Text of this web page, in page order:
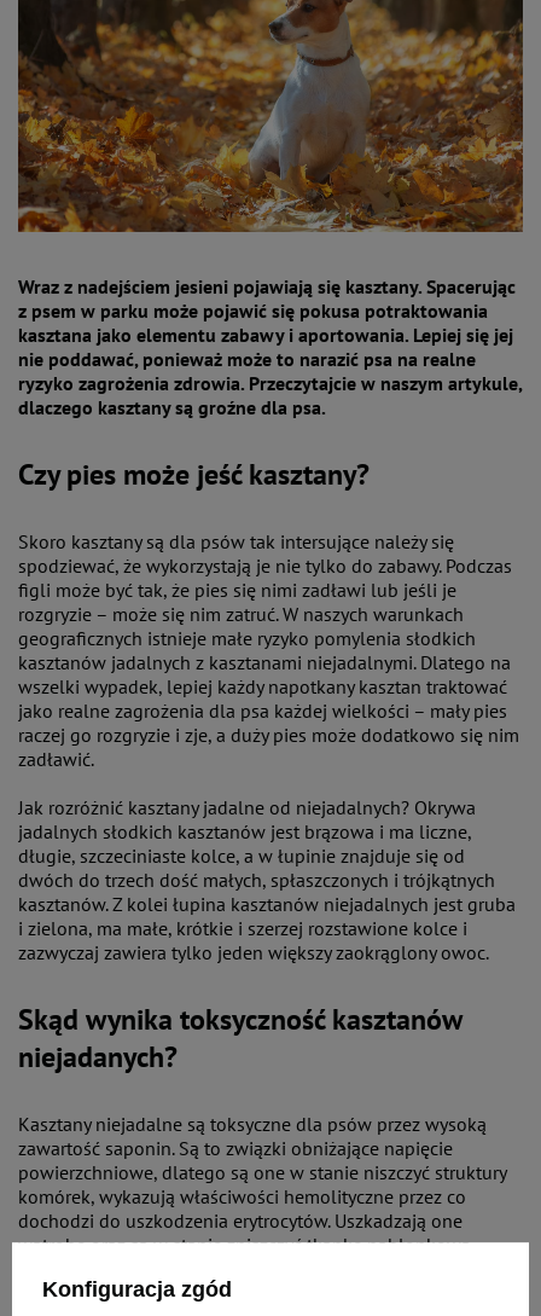
Wraz z nadejściem jesieni pojawiają się kasztany. Spacerując
z psem w parku może pojawić się pokusa potraktowania
kasztana jako elementu zabawy i aportowania. Lepiej się jej
nie poddawać, ponieważ może to narazić psa na realne
ryzyko zagrożenia zdrowia. Przeczytajcie w naszym artykule,
dlaczego kasztany są groźne dla psa.
Czy pies może jeść kasztany?
Skoro kasztany są dla psów tak intersujące należy się
spodziewać, że wykorzystają je nie tylko do zabawy. Podczas
figli może być tak, że pies się nimi zadławi lub jeśli je
rozgryzie – może się nim zatruć. W naszych warunkach
geograficznych istnieje małe ryzyko pomylenia słodkich
kasztanów jadalnych z kasztanami niejadalnymi. Dlatego na
wszelki wypadek, lepiej każdy napotkany kasztan traktować
jako realne zagrożenia dla psa każdej wielkości – mały pies
raczej go rozgryzie i zje, a duży pies może dodatkowo się nim
zadławić.
Jak rozróżnić kasztany jadalne od niejadalnych? Okrywa
jadalnych słodkich kasztanów jest brązowa i ma liczne,
długie, szczeciniaste kolce, a w łupinie znajduje się od
dwóch do trzech dość małych, spłaszczonych i trójkątnych
kasztanów. Z kolei łupina kasztanów niejadalnych jest gruba
i zielona, ma małe, krótkie i szerzej rozstawione kolce i
zazwyczaj zawiera tylko jeden większy zaokrąglony owoc.
Skąd wynika toksyczność kasztanów
niejadanych?
Kasztany niejadalne są toksyczne dla psów przez wysoką
zawartość saponin. Są to związki obniżające napięcie
powierzchniowe, dlatego są one w stanie niszczyć struktury
komórek, wykazują właściwości hemolityczne przez co
dochodzi do uszkodzenia erytrocytów. Uszkadzają one
wątrobę oraz są w stanie zniszczyć tkankę nabłonkową
zjedzeniu kasztana pojawi się apatia, ból brzucha, ślinotok,
Konfiguracja zgód